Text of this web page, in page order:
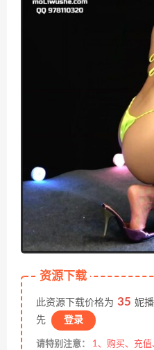
资源下载
此资源下载价格为 35 妮
先
登录
请特别注意：
1、购买、充